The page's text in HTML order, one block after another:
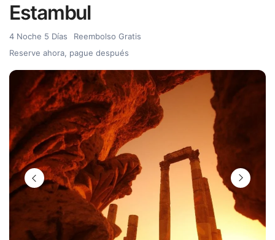
Estambul
4 Noche 5 Días
Reembolso Gratis
Reserve ahora, pague después